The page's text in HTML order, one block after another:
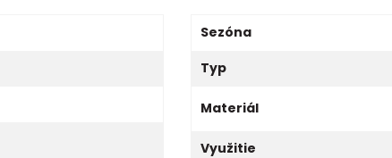
Sezóna
Typ
Materiál
Využitie